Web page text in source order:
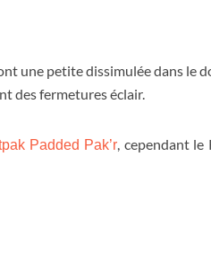
une petite dissimulée dans le
des fermetures éclair.
Padded Pak’r, cependant le